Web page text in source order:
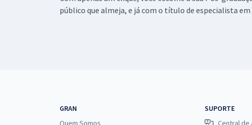
público que almeja, e já com o título de especialista em
GRAN
Quem Somos
SUPORTE
Central de